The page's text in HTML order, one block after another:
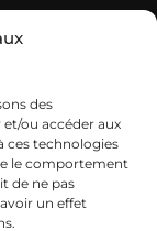
des
ou accéder aux
ces technologies
le comportement
de ne pas
un effet